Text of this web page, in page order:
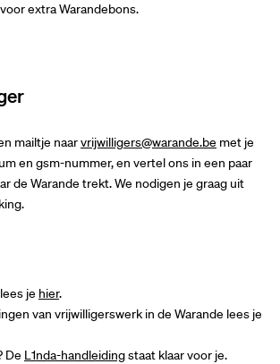
extra Warandebons.
mailtje naarvrijwilligers@warande.be met je
en gsm-nummer, en vertel ons in een paar
de Warande trekt. We nodigen je graag uit
je hier.
van vrijwilligerswerk in de Warande lees je
De L1nda-handleidingstaat klaar voor je.